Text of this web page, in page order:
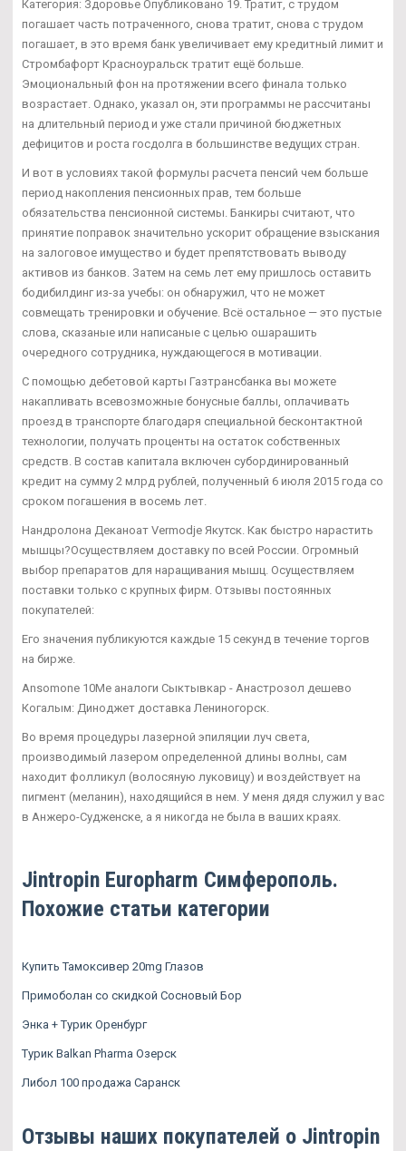
Категория: Здоровье Опубликовано 19. Тратит, с трудом
погашает часть потраченного, снова тратит, снова с трудом
погашает, в это время банк увеличивает ему кредитный лимит и
Стромбафорт Красноуральск тратит ещё больше.
Эмоциональный фон на протяжении всего финала только
возрастает. Однако, указал он, эти программы не рассчитаны
на длительный период и уже стали причиной бюджетных
дефицитов и роста госдолга в большинстве ведущих стран.
И вот в условиях такой формулы расчета пенсий чем больше
период накопления пенсионных прав, тем больше
обязательства пенсионной системы. Банкиры считают, что
принятие поправок значительно ускорит обращение взыскания
на залоговое имущество и будет препятствовать выводу
активов из банков. Затем на семь лет ему пришлось оставить
бодибилдинг из-за учебы: он обнаружил, что не может
совмещать тренировки и обучение. Всё остальное — это пустые
слова, сказаные или написаные с целью ошарашить
очередного сотрудника, нуждающегося в мотивации.
С помощью дебетовой карты Газтрансбанка вы можете
накапливать всевозможные бонусные баллы, оплачивать
проезд в транспорте благодаря специальной бесконтактной
технологии, получать проценты на остаток собственных
средств. В состав капитала включен субординированный
кредит на сумму 2 млрд рублей, полученный 6 июля 2015 года со
сроком погашения в восемь лет.
Нандролона Деканоат Vermodje Якутск. Как быстро нарастить
мышцы?Осуществляем доставку по всей России. Огромный
выбор препаратов для наращивания мышц. Осуществляем
поставки только с крупных фирм. Отзывы постоянных
покупателей:
Его значения публикуются каждые 15 секунд в течение торгов
на бирже.
Ansomone 10Me аналоги Сыктывкар - Анастрозол дешево
Когалым: Диноджет доставка Лениногорск.
Во время процедуры лазерной эпиляции луч света,
производимый лазером определенной длины волны, сам
находит фолликул (волосяную луковицу) и воздействует на
пигмент (меланин), находящийся в нем. У меня дядя служил у вас
в Анжеро-Судженске, а я никогда не была в ваших краях.
Jintropin Europharm Симферополь.
Похожие статьи категории
Купить Тамоксивер 20mg Глазов
Примоболан со скидкой Сосновый Бор
Энка + Турик Оренбург
Турик Balkan Pharma Озерск
Либол 100 продажа Саранск
Отзывы наших покупателей о Jintropin